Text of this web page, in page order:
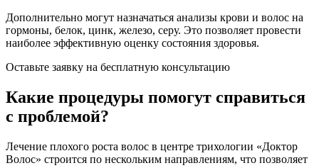
Дополнительно могут назначаться анализы крови и волос на
гормоны, белок, цинк, железо, серу. Это позволяет провести
наиболее эффективную оценку состояния здоровья.
Оставьте заявку на бесплатную консультацию
Какие процедуры помогут справиться
с проблемой?
Лечение плохого роста волос в центре трихологии «Доктор
Волос» строится по нескольким направлениям, что позволяет